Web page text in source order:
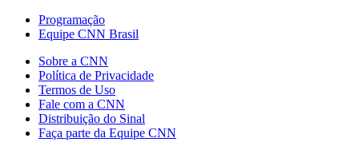
Programação
Equipe CNN Brasil
Sobre a CNN
Política de Privacidade
Termos de Uso
Fale com a CNN
Distribuição do Sinal
Faça parte da Equipe CNN